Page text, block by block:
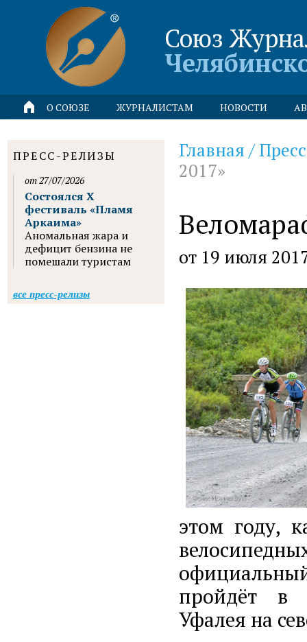
Союз
О СОЮЗЕ ЖУРНАЛИСТАМ НОВОСТИ
Главная /
2017»
от 19 июля
этом году,
пройдёт в
Уфалея на
ПРЕСС-РЕЛИЗЫ
от 27/07/2026
Состоялся X
фестиваль «Пламя
Аркаима»
Аномальная жара и
дефицит бензина не
помешали туристам
все пресс-релизы